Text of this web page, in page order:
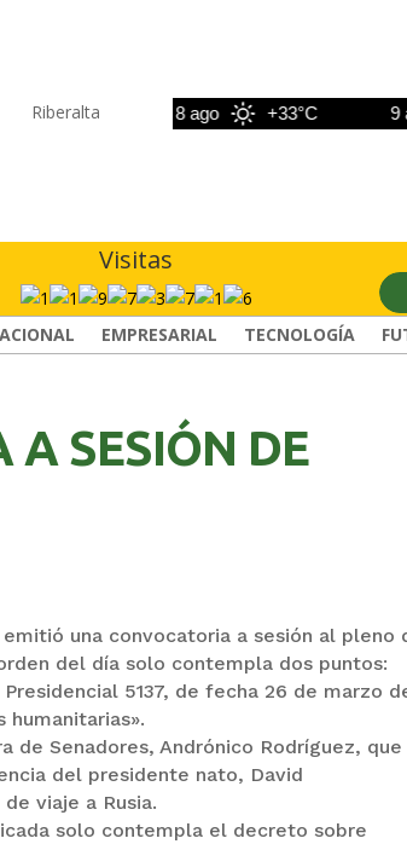
Riberalta
+33°C 8 ago +33°C 9 ago
Visitas
EMPRESARIAL TECNOLOGÍA
A SESIÓN DE
una convocatoria a sesión al pleno
del día solo contempla dos puntos:
5137, de fecha 26 de marzo
humanitarias».
de Senadores, Andrónico Rodríguez, que
del presidente nato, David
viaje a Rusia.
solo contempla el decreto sobre